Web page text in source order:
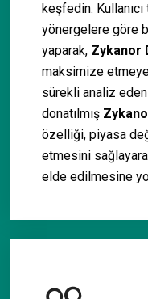
keşfedin.
yönergelere göre
yaparak, Zykanor
maksimize
sürekli analiz
donatılmış
özelliği, piyasa
etmesini
elde edilmesine